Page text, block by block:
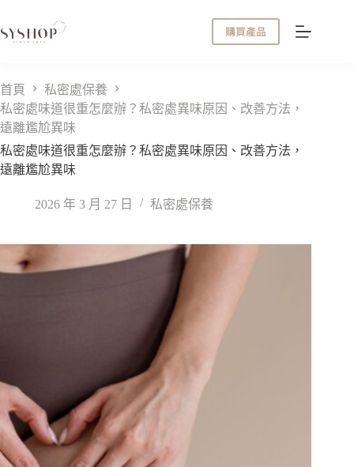
至
內
容
購買產品
首頁
私密處保養
私密處味道很重怎麼辦？私密處異味原因、改善方法，
遠離尷尬異味
私密處味道很重怎麼辦？私密處異味原因、改善方法，
遠離尷尬異味
2026 年 3 月 27 日 私密處保養